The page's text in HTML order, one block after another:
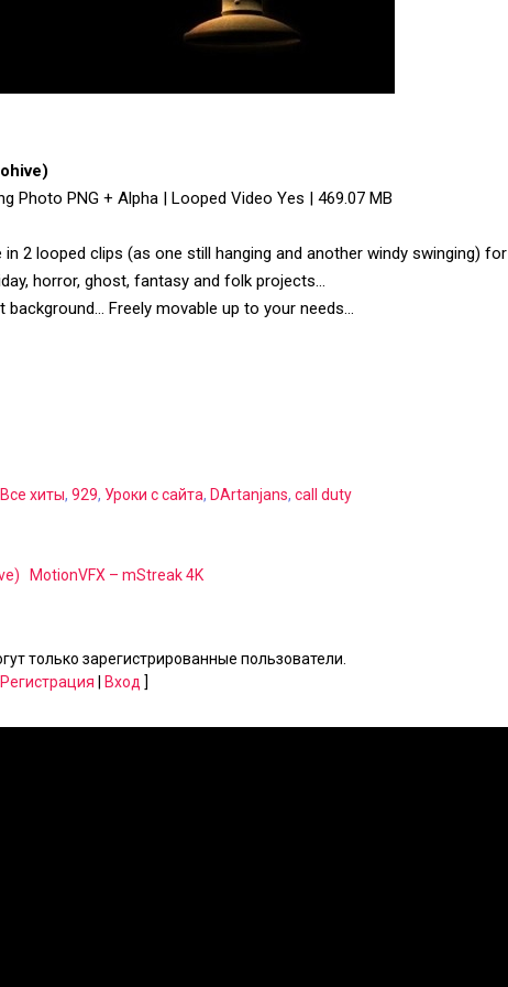
Photo PNG + Alpha | Looped Video Yes | 469.07 MB
2 looped clips (as one still hanging and another windy swinging) for
horror, ghost, fantasy and folk projects…
background… Freely movable up to your needs…
Все хиты, 929, Уроки с сайта, DArtanjans, call duty
MotionVFX – mStreak 4K
только зарегистрированные пользователи.
Регистрация Вход ]